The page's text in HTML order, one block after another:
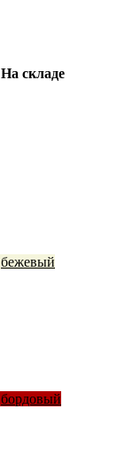
На складе
бежевый
бордовый